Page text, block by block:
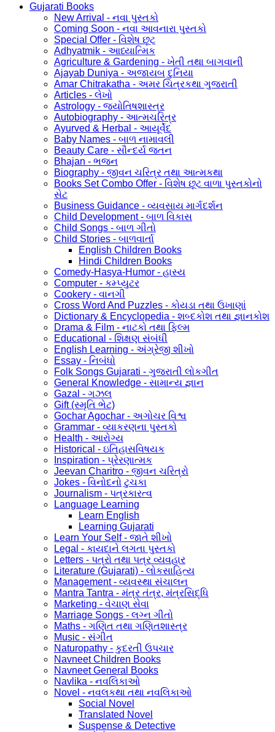
Gujarati Books
New Arrival - નવા પુસ્તકો
Coming Soon - નવા આવનારા પુસ્તકો
Special Offer - વિશેષ છૂટ
Adhyatmik - આધ્યાત્મિક
Agriculture & Gardening - ખેતી તથા બાગવાની
Ajayab Duniya - અજાયબ દુનિયા
Amar Chitrakatha - અમર ચિત્રકથા ગુજરાતી
Articles - લેખો
Astrology - જ્યોતિષશાસ્ત્ર
Autobiography - આત્મચરિત્ર
Ayurved & Herbal - આયૂર્વેદ
Baby Names - બાળ નામાવલી
Beauty Care - સૌન્દર્ય જતન
Bhajan - ભજન
Biography - જીવન ચરિત્ર તથા આત્મકથા
Books Set Combo Offer - વિશેષ છૂટ વાળા પુસ્તકોનો
સેટ
Business Guidance - વ્યવસાય માર્ગદર્શન
Child Development - બાળ વિકાસ
Child Songs - બાળ ગીતો
Child Stories - બાળવાર્તા
English Children Books
Hindi Children Books
Comedy-Hasya-Humor - હાસ્ય
Computer - કમ્પ્યુટર
Cookery - વાનગી
Cross Word And Puzzles - કોયડા તથા ઉખાણાં
Dictionary & Encyclopedia - શબ્દકોશ તથા જ્ઞાનકોશ
Drama & Film - નાટકો તથા ફિલ્મ
Educational - શિક્ષણ સંબંધી
English Learning - અંગ્રેજી શીખો
Essay - નિબંધો
Folk Songs Gujarati - ગુજરાતી લોકગીત
General Knowledge - સામાન્ય જ્ઞાન
Gazal - ગઝલ
Gift (સ્મૃતિ ભેટ)
Gochar Agochar - અગોચર વિશ્વ
Grammar - વ્યાકરણના પુસ્તકો
Health - આરોગ્ય
Historical - ઇતિહાસવિષયક
Inspiration - પ્રેરણાત્મક
Jeevan Charitro - જીવન ચરિત્રો
Jokes - વિનોદનો ટુચકા
Journalism - પત્રકારત્વ
Language Learning
Learn English
Learning Gujarati
Learn Your Self - જાતે શીખો
Legal - કાયદાને લગતા પુસ્તકો
Letters - પત્રો તથા પત્ર વ્યવહાર
Literature (Gujarati) - લોકસાહિત્ય
Management - વ્યવસ્થા સંચાલન
Mantra Tantra - મંત્ર તંત્ર, મંત્રસિદ્ધિ
Marketing - વેચાણ સેવા
Marriage Songs - લગ્ન ગીતો
Maths - ગણિત તથા ગણિતશાસ્ત્ર
Music - સંગીત
Naturopathy - કુદરતી ઉપચાર
Navneet Children Books
Navneet General Books
Navlika - નવલિકાઓ
Novel - નવલકથા તથા નવલિકાઓ
Social Novel
Translated Novel
Suspense & Detective